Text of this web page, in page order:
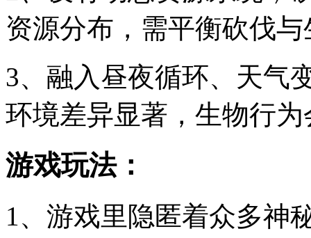
资源分布，需平衡砍伐
3、融入昼夜循环、天气
环境差异显著，生物行
游戏玩法：
1、游戏里隐匿着众多神